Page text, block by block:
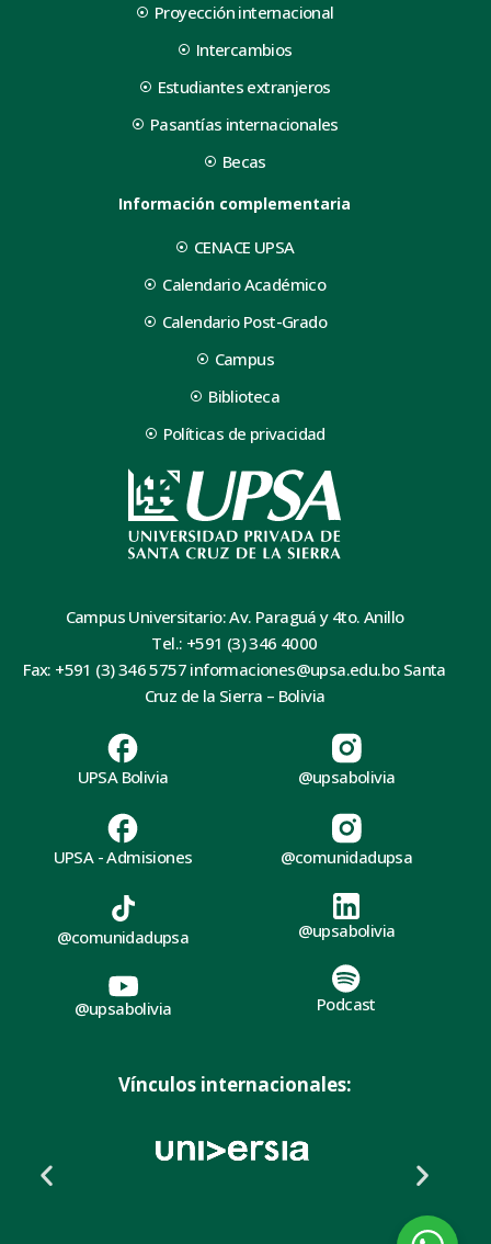
Proyección internacional
Intercambios
Estudiantes extranjeros
Pasantías internacionales
Becas
Información complementaria
CENACE UPSA
Calendario Académico
Calendario Post-Grado
Campus
Biblioteca
Políticas de privacidad
Campus Universitario: Av. Paraguá y 4to. Anillo
Tel.: +591 (3) 346 4000
Fax: +591 (3) 346 5757 informaciones@upsa.edu.bo Santa
Cruz de la Sierra – Bolivia
UPSA Bolivia
UPSA - Admisiones
@upsabolivia
@comunidadupsa
@comunidadupsa
@upsabolivia
@upsabolivia
Podcast
Vínculos internacionales: